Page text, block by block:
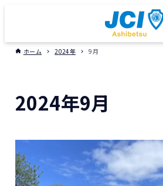
ホーム 2024年 9月
2024年9月